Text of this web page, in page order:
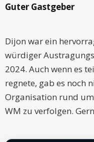
Guter Gastgeber
Dijon war ein
würdiger
2024. Auch wenn es
regnete, gab es noch
Organisation rund
WM zu verfolgen.